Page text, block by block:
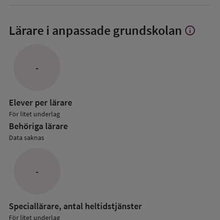
Lärare i anpassade grundskolan Visa
info
-
Elever per lärare
För litet underlag
Behöriga lärare
Data saknas
-
Speciallärare, antal heltidstjänster
För litet underlag